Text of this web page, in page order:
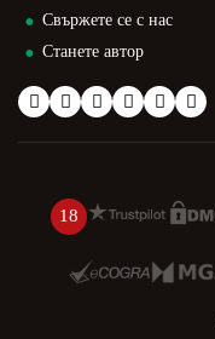
Свържете се с нас
Станете автор
18